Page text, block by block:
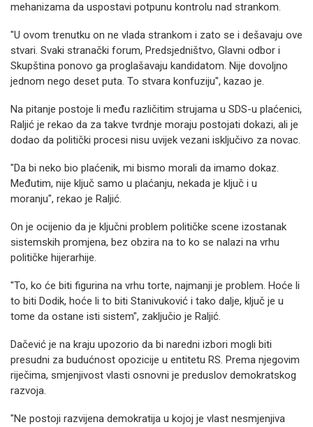
mehanizama da uspostavi potpunu kontrolu nad strankom.
"U ovom trenutku on ne vlada strankom i zato se i dešavaju ove
stvari. Svaki stranački forum, Predsjedništvo, Glavni odbor i
Skupština ponovo ga proglašavaju kandidatom. Nije dovoljno
jednom nego deset puta. To stvara konfuziju", kazao je.
Na pitanje postoje li među različitim strujama u SDS-u plaćenici,
Raljić je rekao da za takve tvrdnje moraju postojati dokazi, ali je
dodao da politički procesi nisu uvijek vezani isključivo za novac.
"Da bi neko bio plaćenik, mi bismo morali da imamo dokaz.
Međutim, nije ključ samo u plaćanju, nekada je ključ i u
moranju", rekao je Raljić.
On je ocijenio da je ključni problem političke scene izostanak
sistemskih promjena, bez obzira na to ko se nalazi na vrhu
političke hijerarhije.
"To, ko će biti figurina na vrhu torte, najmanji je problem. Hoće li
to biti Dodik, hoće li to biti Stanivuković i tako dalje, ključ je u
tome da ostane isti sistem", zaključio je Raljić.
Dačević je na kraju upozorio da bi naredni izbori mogli biti
presudni za budućnost opozicije u entitetu RS. Prema njegovim
riječima, smjenjivost vlasti osnovni je preduslov demokratskog
razvoja.
"Ne postoji razvijena demokratija u kojoj je vlast nesmjenjiva